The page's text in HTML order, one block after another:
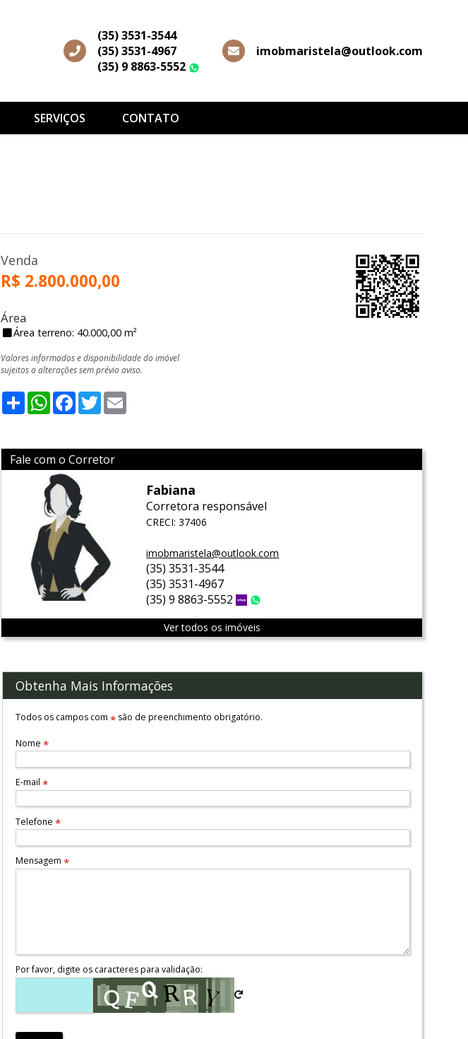
(35) 3531-3544
(35) 3531-4967
(35) 9 8863-5552
imobmaristela@outlook.com
SERVIÇOS CONTATO
Venda
R$ 2.800.000,00
Área
Área terreno: 40.000,00 m²
Valores informados e disponibilidade do imóvel
sujeitos a alterações sem prévio aviso.
ShareWhatsApp
Facebook
Twitter
Fale com o Corretor
Fabiana
Corretora responsável
CRECI: 37406
imobmaristela@outlook.com
(35) 3531-3544
(35) 3531-4967
(35) 9 8863-5552
Vivo
Ver todos os imóveis
Obtenha Mais Informações
Todos os campos com *são de preenchimento obrigatório.
Nome *
E-mail *
Telefone *
Mensagem *
Por favor, digite os caracteres para validação: